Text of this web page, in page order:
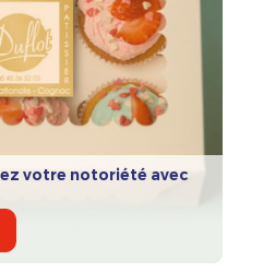
votre notoriété avec